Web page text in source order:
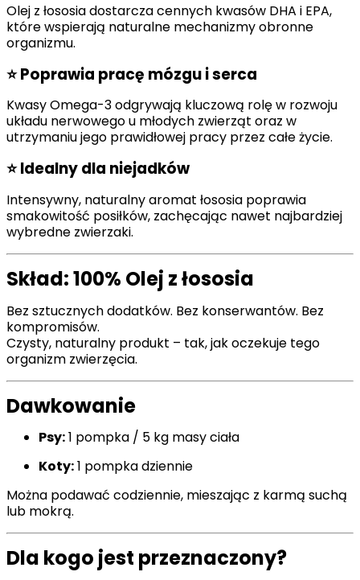
Olej z łososia dostarcza cennych kwasów DHA i EPA,
które wspierają naturalne mechanizmy obronne
organizmu.
⭐Poprawia pracę mózgu i serca
Kwasy Omega-3 odgrywają kluczową rolę w rozwoju
układu nerwowego u młodych zwierząt oraz w
utrzymaniu jego prawidłowej pracy przez całe życie.
⭐Idealny dla niejadków
Intensywny, naturalny aromat łososia poprawia
smakowitość posiłków, zachęcając nawet najbardziej
wybredne zwierzaki.
Skład: 100% Olej z łososia
Bez sztucznych dodatków. Bez konserwantów. Bez
kompromisów.
Czysty, naturalny produkt – tak, jak oczekuje tego
organizm zwierzęcia.
Dawkowanie
Psy:1 pompka / 5 kg masy ciała
Koty:1 pompka dziennie
Można podawać codziennie, mieszając z karmą suchą
lub mokrą.
Dla kogo jest przeznaczony?